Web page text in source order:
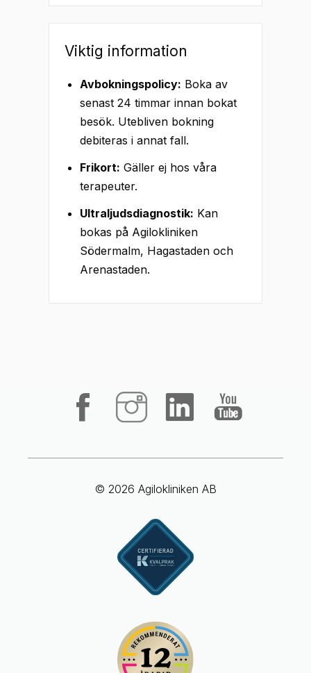
Viktig information
Avbokningspolicy: Boka av
senast 24 timmar innan bokat
besök. Utebliven bokning
debiteras i annat fall.
Frikort: Gäller ej hos våra
terapeuter.
Ultraljudsdiagnostik: Kan
bokas på Agilokliniken
Södermalm, Hagastaden och
Arenastaden.
© 2026 Agilokliniken AB